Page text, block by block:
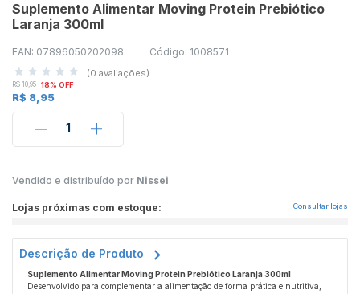
Suplemento Alimentar Moving Protein Prebiótico
Laranja 300ml
EAN: 07896050202098 Código: 1008571
(0 avaliações)
R$ 10,95 18% OFF
R$ 8,95
1
Vendido e distribuído por Nissei
Lojas próximas com estoque: Consultar lojas
Descrição de Produto
Suplemento Alimentar Moving Protein Prebiótico Laranja 300ml
Desenvolvido para complementar a alimentação de forma prática e nutritiva,